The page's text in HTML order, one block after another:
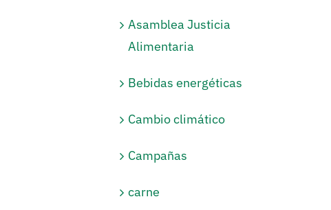
Asamblea Justicia
Alimentaria
Bebidas energéticas
Cambio climático
Campañas
carne